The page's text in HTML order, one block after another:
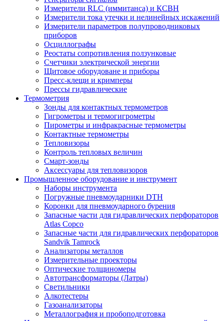
Измерители RLC (иммитанса) и КСВН
Измерители тока утечки и нелинейных искажений
Измерители параметров полупроводниковых
приборов
Осциллографы
Реостаты сопротивления ползунковые
Счетчики электрической энергии
Щитовое оборудоване и приборы
Пресс-клещи и кримперы
Прессы гидравлические
Термометрия
Зонды для контактных термометров
Гигрометры и термогигрометры
Пирометры и инфракрасные термометры
Контактные термометры
Тепловизоры
Контроль тепловых величин
Смарт-зонды
Аксессуары для тепловизоров
Промышленное оборудование и инструмент
Наборы инструмента
Погружные пневмоударники DTH
Коронки для пневмоударного бурения
Запасные части для гидравлических перфораторов
Atlas Copco
Запасные части для гидравлических перфораторов
Sandvik Tamrock
Анализаторы металлов
Измерительные проекторы
Оптические толщиномеры
Автотрансформаторы (Латры)
Светильники
Алкотестеры
Газоанализаторы
Металлография и пробоподготовка